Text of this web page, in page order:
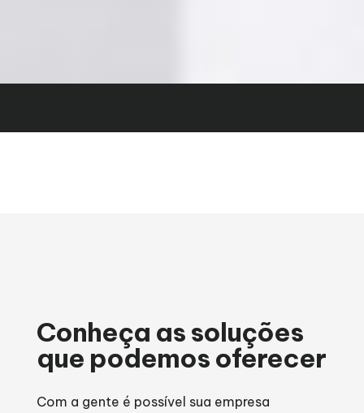
Conheça as soluções
que podemos oferecer
Com a gente é possível sua empresa